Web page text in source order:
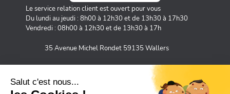
Le service relation client est ouvert pour vous
Du lundi au jeudi : 8h00 à 12h30 et de 13h30 à 17h30
Vendredi : 08h00 à 12h30 et de 13h30 à 17h
35 Avenue Michel Rondet 59135 Wallers